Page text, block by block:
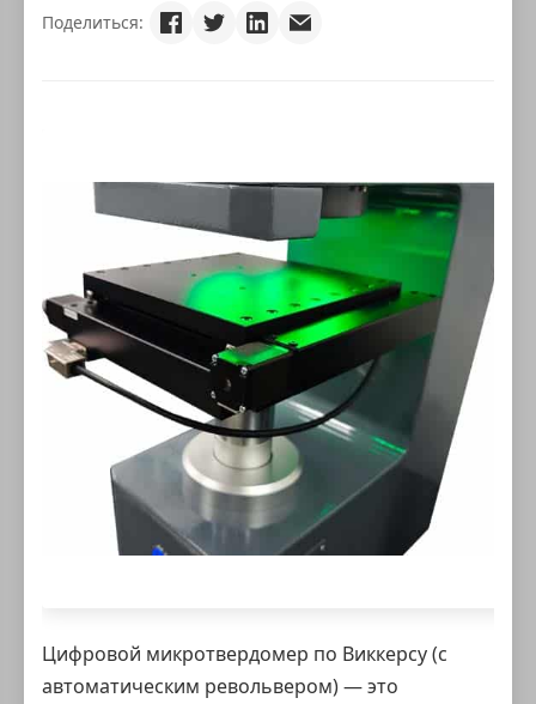
Поделиться:
Цифровой микротвердомер по Виккерсу (с
автоматическим револьвером) — это